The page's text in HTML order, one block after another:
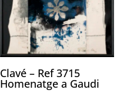
Clavé – Ref 3715
Homenatge a Gaudi